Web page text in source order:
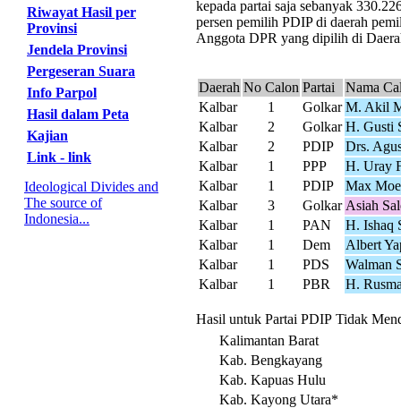
Riwayat Hasil per
Provinsi
Jendela Provinsi
Pergeseran Suara
Info Parpol
Hasil dalam Peta
Kajian
Link - link
Ideological Divides and
The source of
Indonesia...
kepada partai saja sebanyak
persen pemilih PDIP di daerah
Anggota DPR yang dipilih di
Daerah No Calon Partai
Nama
Kalbar
1 Golkar M. Akil
Kalbar
2 Golkar H. Gusti
Kalbar
2 PDIP
Drs.
Kalbar
1 PPP
H. Uray
Kalbar
1 PDIP
Max
Kalbar
3 Golkar Asiah
Kalbar
1 PAN
H. Ishaq
Kalbar
1 Dem
Albert
Kalbar
1 PDS
Walman
Kalbar
1 PBR H.
Hasil untuk Partai PDIP Tidak
Kalimantan Barat
Kab. Bengkayang
Kab. Kapuas Hulu
Kab. Kayong Utara*